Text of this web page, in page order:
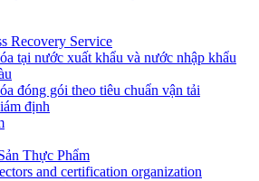
Recovery Service
tại nước xuất khẩu và nước nhập khẩu
đóng gói theo tiêu chuẩn vận tải
định
Thực Phẩm
and certification organization